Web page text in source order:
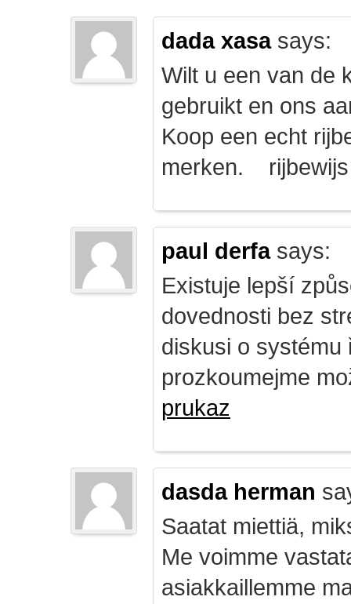
dada xasasays:
Wilt u een van de
gebruikt en ons
Koop een echt
merken.
paul derfasays:
Existuje lepší
dovednosti bez
diskusi o
prozkoumejme
prukaz
dasda herman
Saatat miettiä,
Me voimme
asiakkaillemme